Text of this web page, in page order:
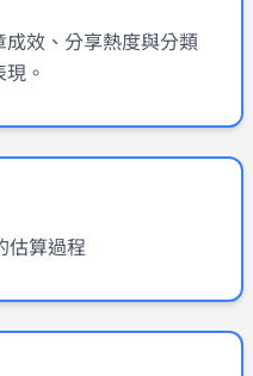
效、分享熱度與分類
。
估算過程